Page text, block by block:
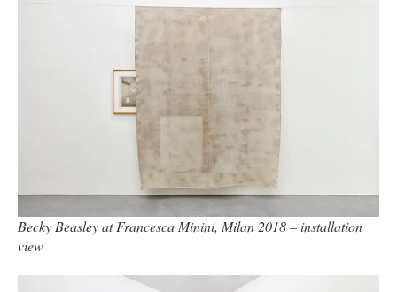
Becky Beasley at Francesca Minini, Milan 2018 – installation
view